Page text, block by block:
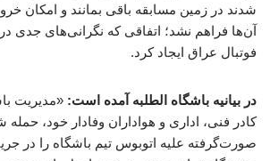
شدند در زمین مسابقه باقی بمانند و امکان
آن‌ها فراهم نشد؛ اتفاقی که نگرانی‌های جدی
فوتبال عراق ایجاد کرد.
در بیانیه باشگاه الطلبه آمده است: «مدیریت
کادر فنی، اداری و هواداران وفادار خود، حمله
صورت‌گرفته علیه اتوبوس تیم باشگاه را در